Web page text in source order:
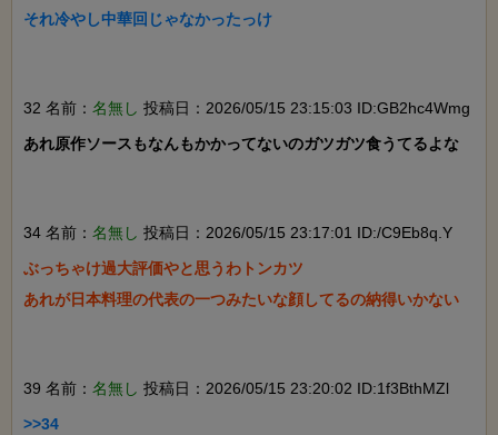
それ冷やし中華回じゃなかったっけ
32 名前： 名無し 投稿日：2026/05/15 23:15:03 ID:GB2hc4Wmg
あれ原作ソースもなんもかかってないのガツガツ食うてるよな
34 名前： 名無し 投稿日：2026/05/15 23:17:01 ID:/C9Eb8q.Y
ぶっちゃけ過大評価やと思うわトンカツ
あれが日本料理の代表の一つみたいな顔してるの納得いかない
39 名前： 名無し 投稿日：2026/05/15 23:20:02 ID:1f3BthMZl
>>34